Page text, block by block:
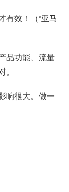
有效！（“亚马
品功能、流量
响很大。做一